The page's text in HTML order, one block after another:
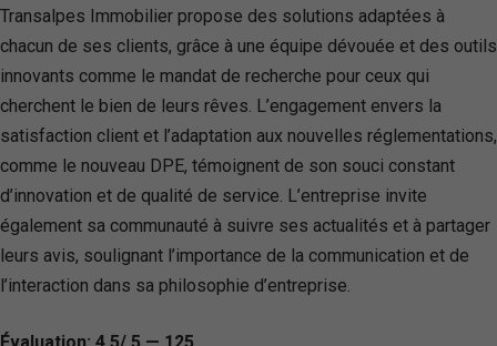
Transalpes Immobilier propose des solutions adaptées à
chacun de ses clients, grâce à une équipe dévouée et des outils
innovants comme le mandat de recherche pour ceux qui
cherchent le bien de leurs rêves. L’engagement envers la
satisfaction client et l’adaptation aux nouvelles réglementations,
comme le nouveau DPE, témoignent de son souci constant
d’innovation et de qualité de service. L’entreprise invite
également sa communauté à suivre ses actualités et à partager
leurs avis, soulignant l’importance de la communication et de
l’interaction dans sa philosophie d’entreprise.